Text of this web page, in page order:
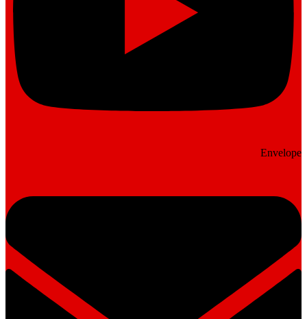
Envelope